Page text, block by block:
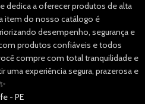
dedica a oferecer produtos de alta
item do nosso catálogo é
desempenho, segurança e
produtos confiáveis e todos
compre com total tranquilidade e
uma experiência segura, prazerosa e
- PE